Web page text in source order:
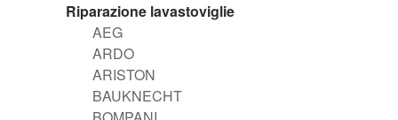
Riparazione lavastoviglie
AEG
ARDO
ARISTON
BAUKNECHT